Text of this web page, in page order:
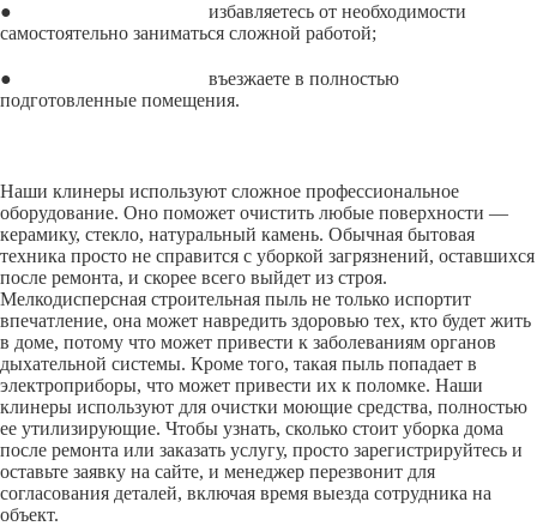
● избавляетесь от необходимости
самостоятельно заниматься сложной работой;
● въезжаете в полностью
подготовленные помещения.
Наши клинеры используют сложное профессиональное
оборудование. Оно поможет очистить любые поверхности —
керамику, стекло, натуральный камень. Обычная бытовая
техника просто не справится с уборкой загрязнений, оставшихся
после ремонта, и скорее всего выйдет из строя.
Мелкодисперсная строительная пыль не только испортит
впечатление, она может навредить здоровью тех, кто будет жить
в доме, потому что может привести к заболеваниям органов
дыхательной системы. Кроме того, такая пыль попадает в
электроприборы, что может привести их к поломке. Наши
клинеры используют для очистки моющие средства, полностью
ее утилизирующие. Чтобы узнать, сколько стоит уборка дома
после ремонта или заказать услугу, просто зарегистрируйтесь и
оставьте заявку на сайте, и менеджер перезвонит для
согласования деталей, включая время выезда сотрудника на
объект.